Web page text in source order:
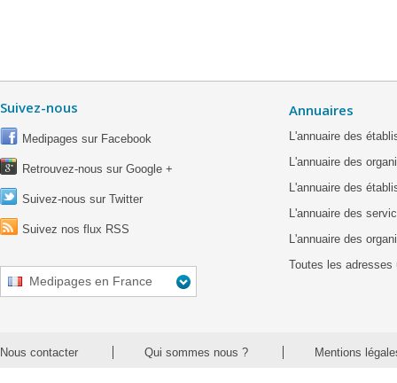
Suivez-nous
Medipages sur Facebook
Retrouvez-nous sur Google +
Suivez-nous sur Twitter
Suivez nos flux RSS
Medipages en France
Annuaires
L'annuaire des
L'annuaire des
L'annuaire des
L'annuaire des
L'annuaire des
Toutes les adresses
Nous contacter Qui sommes nous ? Mentions